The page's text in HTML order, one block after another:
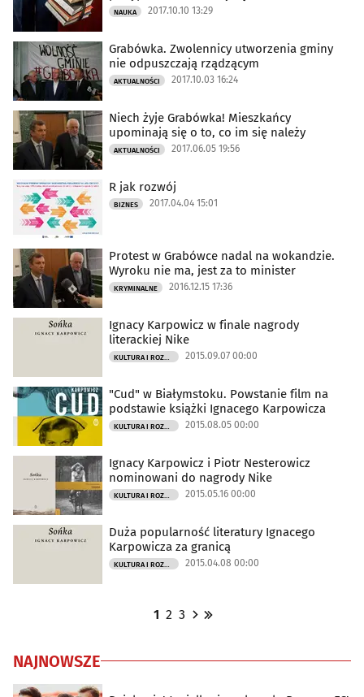
NAUKA 2017.10.10 13:29
Grabówka. Zwolennicy utworzenia gminy
nie odpuszczają rządzącym
AKTUALNOŚCI 2017.10.03 16:24
Niech żyje Grabówka! Mieszkańcy
upominają się o to, co im się należy
AKTUALNOŚCI 2017.06.05 19:56
R jak rozwój
BIZNES 2017.04.04 15:01
Protest w Grabówce nadal na wokandzie.
Wyroku nie ma, jest za to minister
KRYMINALNE 2016.12.15 17:36
Ignacy Karpowicz w finale nagrody
literackiej Nike
2015.09.07 00:00
"Cud" w Białymstoku. Powstanie film na
podstawie książki Ignacego Karpowicza
2015.08.05 00:00
Ignacy Karpowicz i Piotr Nesterowicz
nominowani do nagrody Nike
2015.05.16 00:00
Duża popularność literatury Ignacego
Karpowicza za granicą
2015.04.08 00:00
1 2 3
NAJNOWSZE